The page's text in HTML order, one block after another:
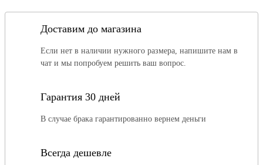
Доставим до магазина
Если нет в наличии нужного размера, напишите нам в
чат и мы попробуем решить ваш вопрос.
Гарантия 30 дней
В случае брака гарантированно вернем деньги
Всегда дешевле